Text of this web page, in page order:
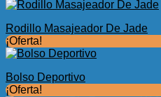
Rodillo Masajeador De Jade
¡Oferta!
Bolso Deportivo
¡Oferta!